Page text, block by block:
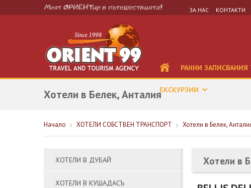
ЗА НАС КОНТАКТИ
РАННИ ЗАПИСВАНИЯ
ЕКСКУРЗИИ
Хотели в Белек, Анталия
Начало ХОТЕЛИ СОБСТВЕН ТРАНСПОРТ Хотели в Белек,
ХОТЕЛИ В ДУБАЙ
ХОТЕЛИ В КУШАДАСЪ
Хотели в